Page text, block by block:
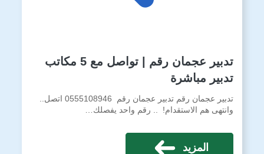
تدبير عجمان رقم | تواصل مع 5 مكاتب
تدبير مباشرة
تدبير عجمان رقم تدبير عجمان رقم 0555108946 اتصل..
وانتهى هم الاستقدام! .. رقم واحد يفصلك…
المزيد